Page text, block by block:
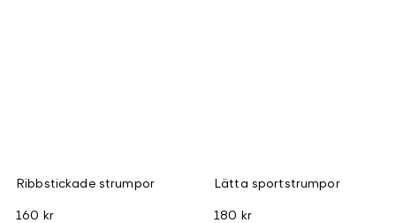
Ribbstickade strumpor
160 kr
Lätta sportstrumpor
180 kr